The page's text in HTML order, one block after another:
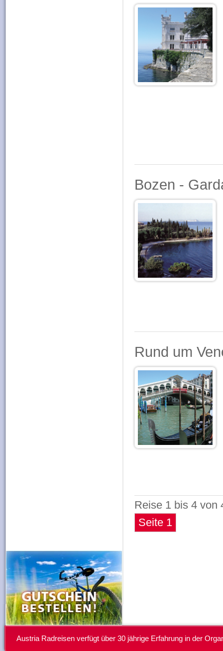
Bozen -
Rund um
Reise 1 bis 4 von
Seite 1
Austria Radreisen verfügt über 30 jährige Erfahrung in der